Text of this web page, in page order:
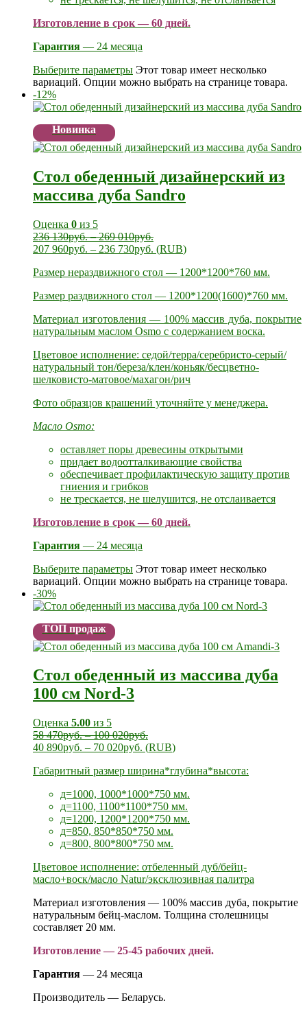
Изготовление в срок — 60 дней.
Гарантия — 24 месяца
Выберите параметры Этот товар имеет несколько
вариаций. Опции можно выбрать на странице товара.
-12%
Новинка
Стол обеденный дизайнерский из
массива дуба Sandro
Оценка 0 из 5
236 130руб.–269 010руб.
207 960руб. – 236 730руб. (RUB)
Размер нераздвижного стол — 1200*1200*760 мм.
Размер раздвижного стол — 1200*1200(1600)*760 мм.
Материал изготовления — 100% массив дуба, покрытие
натуральным маслом Osmo с содержанием воска.
Цветовое исполнение: седой/терра/серебристо-серый/
натуральный тон/береза/клен/коньяк/бесцветно-
шелковисто-матовое/махагон/рич
Фото образцов крашений уточняйте у менеджера.
Масло Osmo:
оставляет поры древесины открытыми
придает водоотталкивающие свойства
обеспечивает профилактическую защиту против
гниения и грибков
не трескается, не шелушится, не отслаивается
Изготовление в срок — 60 дней.
Гарантия — 24 месяца
Выберите параметры Этот товар имеет несколько
вариаций. Опции можно выбрать на странице товара.
-30%
ТОП продаж
Стол обеденный из массива дуба
100 см Nord-3
Оценка 5.00 из 5
58 470руб.–100 020руб.
40 890руб. – 70 020руб. (RUB)
Габаритный размер ширина*глубина*высота:
д=1000, 1000*1000*750 мм.
д=1100, 1100*1100*750 мм.
д=1200, 1200*1200*750 мм.
д=850, 850*850*750 мм.
д=800, 800*800*750 мм.
Цветовое исполнение: отбеленный дуб/бейц-
масло+воск/масло Natur/эксклюзивная палитра
Материал изготовления — 100% массив дуба, покрытие
натуральным бейц-маслом. Толщина столешницы
составляет 20 мм.
Изготовление — 25-45 рабочих дней.
Гарантия — 24 месяца
Производитель — Беларусь.